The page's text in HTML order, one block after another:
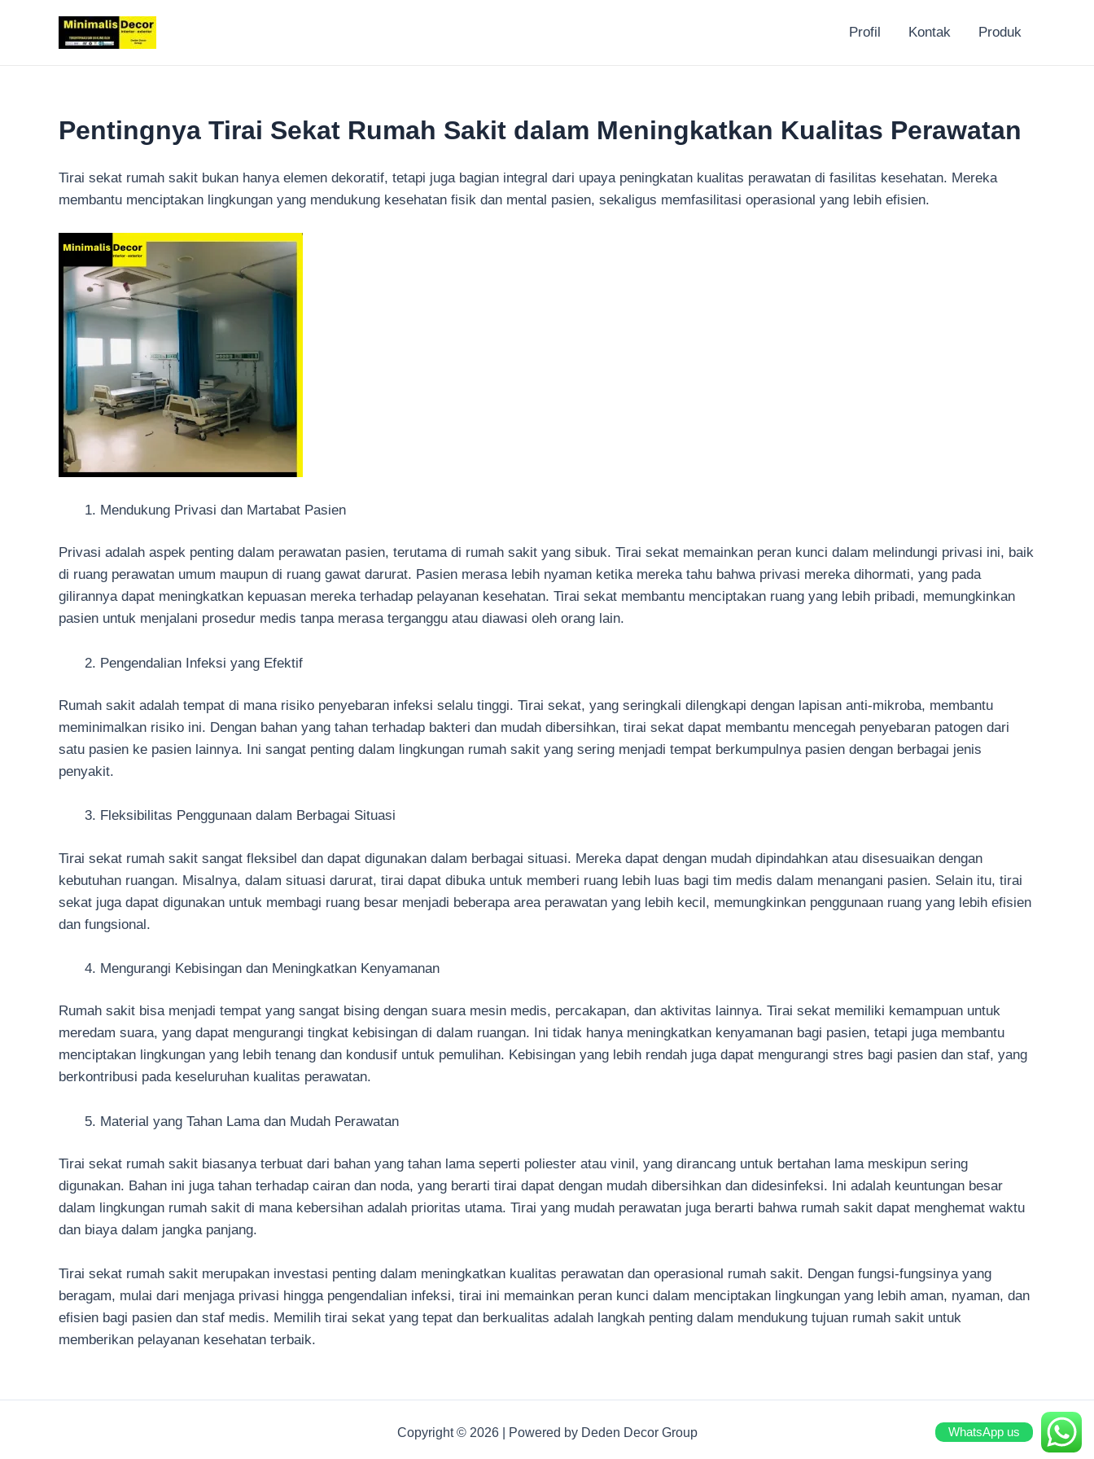
Profil Kontak Produk
Pentingnya Tirai Sekat Rumah Sakit dalam Meningkatkan Kualitas Perawatan
Tirai sekat rumah sakit bukan hanya elemen dekoratif, tetapi juga bagian integral dari upaya peningkatan kualitas perawatan di fasilitas kesehatan. Mereka
membantu menciptakan lingkungan yang mendukung kesehatan fisik dan mental pasien, sekaligus memfasilitasi operasional yang lebih efisien.
Mendukung Privasi dan Martabat Pasien
Privasi adalah aspek penting dalam perawatan pasien, terutama di rumah sakit yang sibuk. Tirai sekat memainkan peran kunci dalam melindungi privasi ini, baik
di ruang perawatan umum maupun di ruang gawat darurat. Pasien merasa lebih nyaman ketika mereka tahu bahwa privasi mereka dihormati, yang pada
gilirannya dapat meningkatkan kepuasan mereka terhadap pelayanan kesehatan. Tirai sekat membantu menciptakan ruang yang lebih pribadi, memungkinkan
pasien untuk menjalani prosedur medis tanpa merasa terganggu atau diawasi oleh orang lain.
Pengendalian Infeksi yang Efektif
Rumah sakit adalah tempat di mana risiko penyebaran infeksi selalu tinggi. Tirai sekat, yang seringkali dilengkapi dengan lapisan anti-mikroba, membantu
meminimalkan risiko ini. Dengan bahan yang tahan terhadap bakteri dan mudah dibersihkan, tirai sekat dapat membantu mencegah penyebaran patogen dari
satu pasien ke pasien lainnya. Ini sangat penting dalam lingkungan rumah sakit yang sering menjadi tempat berkumpulnya pasien dengan berbagai jenis
penyakit.
Fleksibilitas Penggunaan dalam Berbagai Situasi
Tirai sekat rumah sakit sangat fleksibel dan dapat digunakan dalam berbagai situasi. Mereka dapat dengan mudah dipindahkan atau disesuaikan dengan
kebutuhan ruangan. Misalnya, dalam situasi darurat, tirai dapat dibuka untuk memberi ruang lebih luas bagi tim medis dalam menangani pasien. Selain itu, tirai
sekat juga dapat digunakan untuk membagi ruang besar menjadi beberapa area perawatan yang lebih kecil, memungkinkan penggunaan ruang yang lebih efisien
dan fungsional.
Mengurangi Kebisingan dan Meningkatkan Kenyamanan
Rumah sakit bisa menjadi tempat yang sangat bising dengan suara mesin medis, percakapan, dan aktivitas lainnya. Tirai sekat memiliki kemampuan untuk
meredam suara, yang dapat mengurangi tingkat kebisingan di dalam ruangan. Ini tidak hanya meningkatkan kenyamanan bagi pasien, tetapi juga membantu
menciptakan lingkungan yang lebih tenang dan kondusif untuk pemulihan. Kebisingan yang lebih rendah juga dapat mengurangi stres bagi pasien dan staf, yang
berkontribusi pada keseluruhan kualitas perawatan.
Material yang Tahan Lama dan Mudah Perawatan
Tirai sekat rumah sakit biasanya terbuat dari bahan yang tahan lama seperti poliester atau vinil, yang dirancang untuk bertahan lama meskipun sering
digunakan. Bahan ini juga tahan terhadap cairan dan noda, yang berarti tirai dapat dengan mudah dibersihkan dan didesinfeksi. Ini adalah keuntungan besar
dalam lingkungan rumah sakit di mana kebersihan adalah prioritas utama. Tirai yang mudah perawatan juga berarti bahwa rumah sakit dapat menghemat waktu
dan biaya dalam jangka panjang.
Tirai sekat rumah sakit merupakan investasi penting dalam meningkatkan kualitas perawatan dan operasional rumah sakit. Dengan fungsi-fungsinya yang
beragam, mulai dari menjaga privasi hingga pengendalian infeksi, tirai ini memainkan peran kunci dalam menciptakan lingkungan yang lebih aman, nyaman, dan
efisien bagi pasien dan staf medis. Memilih tirai sekat yang tepat dan berkualitas adalah langkah penting dalam mendukung tujuan rumah sakit untuk
memberikan pelayanan kesehatan terbaik.
Copyright © 2026 | Powered by Deden Decor Group WhatsApp us